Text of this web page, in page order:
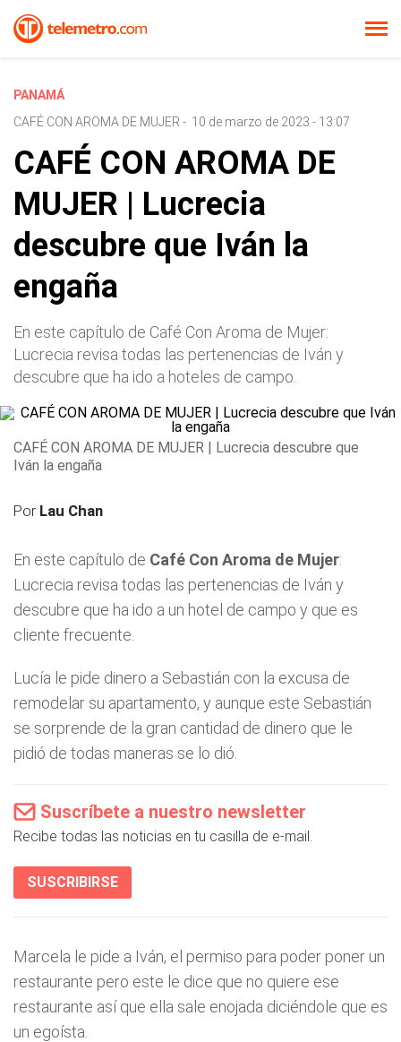
PANAMÁ
CAFÉ CON AROMA DE MUJER - 10 de marzo de 2023 - 13:07
CAFÉ CON AROMA DE
MUJER | Lucrecia
descubre que Iván la
engaña
En este capítulo de Café Con Aroma de Mujer:
Lucrecia revisa todas las pertenencias de Iván y
descubre que ha ido a hoteles de campo.
CAFÉ CON AROMA DE MUJER | Lucrecia descubre que
Iván la engaña
Por Lau Chan
En este capítulo de Café Con Aroma de Mujer:
Lucrecia revisa todas las pertenencias de Iván y
descubre que ha ido a un hotel de campo y que es
cliente frecuente.
Lucía le pide dinero a Sebastián con la excusa de
remodelar su apartamento, y aunque este Sebastián
se sorprende de la gran cantidad de dinero que le
pidió de todas maneras se lo dió.
Suscríbete a nuestro newsletter
Recibe todas las noticias en tu casilla de e-mail.
SUSCRIBIRSE
Marcela le pide a Iván, el permiso para poder poner un
restaurante pero este le dice que no quiere ese
restaurante así que ella sale enojada diciéndole que es
un egoísta.